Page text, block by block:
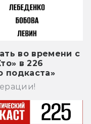
во времени с
в 226
подкаста»